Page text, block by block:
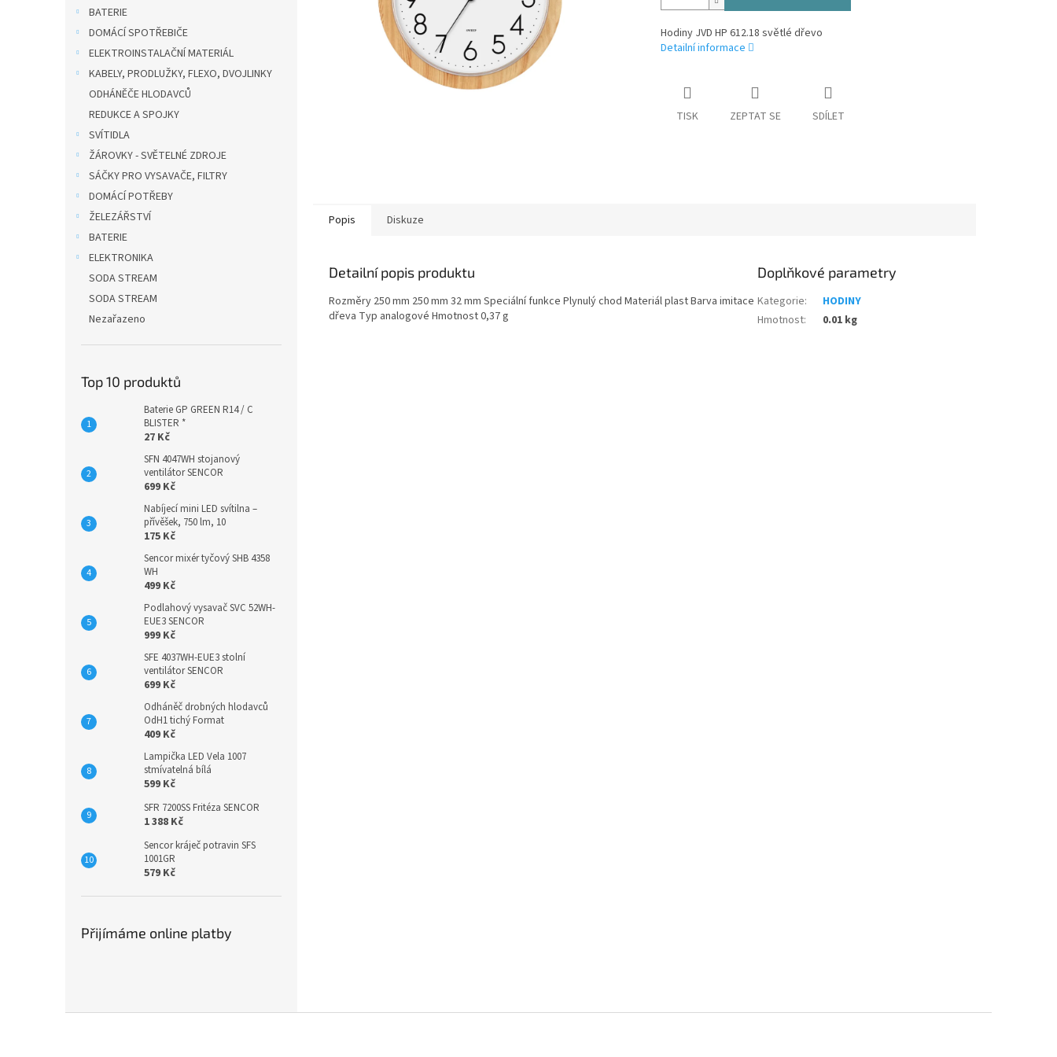
BATERIE
DOMÁCÍ SPOTŘEBIČE
ELEKTROINSTALAČNÍ MATERIÁL
KABELY, PRODLUŽKY, FLEXO, DVOJLINKY
ODHÁNĚČE HLODAVCŮ
REDUKCE A SPOJKY
SVÍTIDLA
ŽÁROVKY - SVĚTELNÉ ZDROJE
SÁČKY PRO VYSAVAČE, FILTRY
DOMÁCÍ POTŘEBY
ŽELEZÁŘSTVÍ
BATERIE
ELEKTRONIKA
SODA STREAM
SODA STREAM
Nezařazeno
Top 10 produktů
Baterie GP GREEN R14 / C
BLISTER *
27 Kč
SFN 4047WH stojanový
ventilátor SENCOR
699 Kč
Nabíjecí mini LED svítilna –
přívěšek, 750 lm, 10
175 Kč
Sencor mixér tyčový SHB 4358
WH
499 Kč
Podlahový vysavač SVC 52WH-
EUE3 SENCOR
999 Kč
SFE 4037WH-EUE3 stolní
ventilátor SENCOR
699 Kč
Odháněč drobných hlodavců
OdH1 tichý Format
409 Kč
Lampička LED Vela 1007
stmívatelná bílá
599 Kč
SFR 7200SS Fritéza SENCOR
1 388 Kč
Sencor kráječ potravin SFS
1001GR
579 Kč
Přijímáme online platby
Hodiny JVD HP 612.18 světlé dřevo
Detailní informace
TISK ZEPTAT SE SDÍLET
Popis Diskuze
Detailní popis produktu
Rozměry 250 mm 250 mm 32 mm Speciální funkce Plynulý chod Materiál plast Barva imitace
dřeva Typ analogové Hmotnost 0,37 g
Doplňkové parametry
Kategorie:
HODINY
Hmotnost: 0.01 kg